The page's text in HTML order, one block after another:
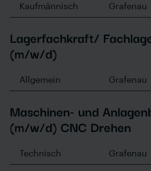
Kaufmännisch Grafenau
Lagerfachkraft/
(m/w/d)
Allgemein Grafenau
Maschinen- und
(m/w/d) CNC Drehen
Technisch Grafenau